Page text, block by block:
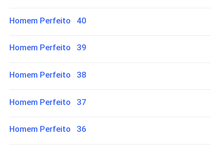
Homem Perfeito 40
Homem Perfeito 39
Homem Perfeito 38
Homem Perfeito 37
Homem Perfeito 36